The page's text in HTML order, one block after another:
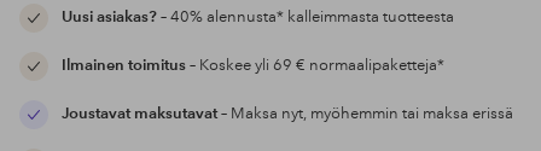
Uusi asiakas?– 40% alennusta* kalleimmasta tuotteesta
Ilmainen toimitus– Koskee yli 69 € normaalipaketteja*
Joustavat maksutavat– Maksa nyt, myöhemmin tai maksa erissä